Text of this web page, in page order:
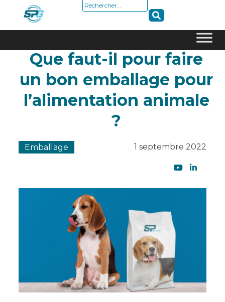
content
Rechercher :
Que faut-il pour faire
un bon emballage pour
l’alimentation animale
?
Emballage 1 septembre 2022